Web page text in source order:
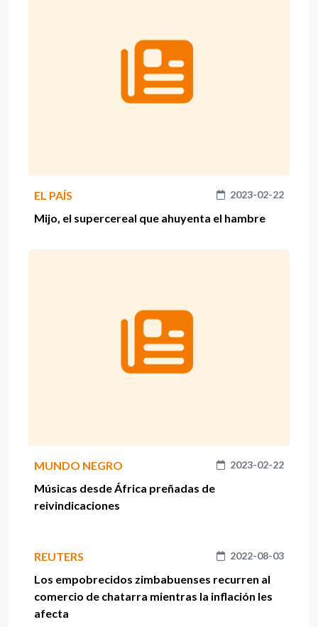
EL PAÍS 2023-02-22
Mijo, el supercereal que ahuyenta el hambre
MUNDO NEGRO 2023-02-22
Músicas desde África preñadas de
reivindicaciones
REUTERS 2022-08-03
Los empobrecidos zimbabuenses recurren al
comercio de chatarra mientras la inflación les
afecta